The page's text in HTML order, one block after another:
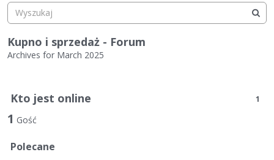
e
m
e
n
Kategorie
Dyskusje
Aktywność
Kupno i sprzedaż - Forum
Archives for March 2025
s
t
d
Kto jest online 1
1 Gość
Polecane